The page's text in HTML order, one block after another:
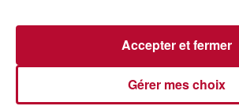
NÎMES : « LE RÊVE DU
LES ARÈNES CES 3...
Après un franc succès l'été dernier, le
du gladiateur » revient illuminer
7 et 8 août. Une fresque nocturne...
Gérer mes choix
Accepter et fermer